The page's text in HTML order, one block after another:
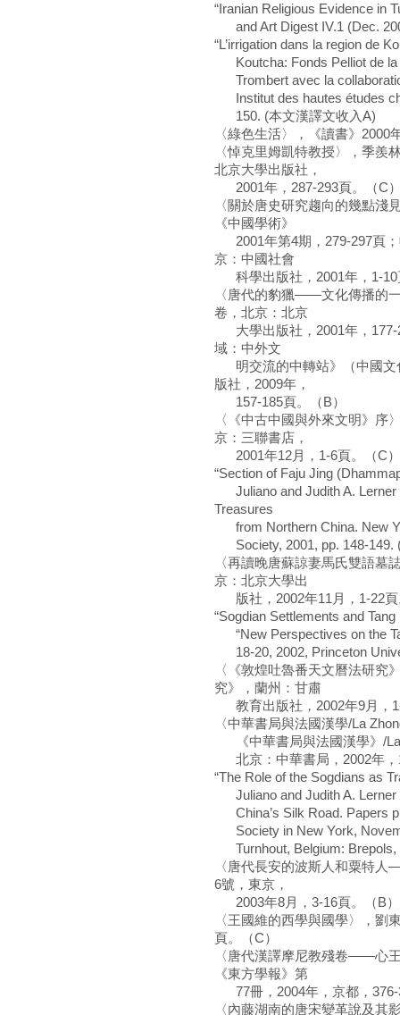
“Iranian Religious Evidence in
and Art Digest IV.1 (Dec.
“L’irrigation dans la region de
Koutcha: Fonds Pelliot de la
Trombert avec la
Institut des hautes études
150. (本文漢譯文收入A)
〈綠色生活〉，《讀書》2000
〈悼克里姆凱特教授〉，季羨
北京大學出版社，
2001年，287-293頁。（C
〈關於唐史研究趨向的幾點
《中國學術》
2001年第4期，279-297頁；
京：中國社會
科學出版社，2001年，1-10
〈唐代的豹獵——文化傳播的
卷，北京：北京
大學出版社，2001年，177-
域：中外文
明交流的中轉站》（中國文
版社，2009年，
157-185頁。（B）
〈《中古中國與外來文明》序
京：三聯書店，
2001年12月，1-6頁。（C）
“Section of Faju Jing
Juliano and Judith A. Lerner
Treasures
from Northern China. New
Society, 2001, pp. 148-149.
〈再讀晚唐蘇諒妻馬氏雙語墓
京：北京大學出
版社，2002年11月，1-22頁
“Sogdian Settlements and
“New Perspectives on the
18-20, 2002, Princeton
〈《敦煌吐魯番天文曆法研究
究》，蘭州：甘肅
教育出版社，2002年9月，
〈中華書局與法國漢學/La
《中華書局與法國漢學》/La
北京：中華書局，2002年，
“The Role of the Sogdians as
Juliano and Judith A. Lerner
China’s Silk Road. Papers
Society in New York,
Turnhout, Belgium: Brepols,
〈唐代長安的波斯人和粟特
6號，東京，
2003年8月，3-16頁。（B）
〈王國維的西學與國學〉，劉
頁。（C）
〈唐代漢譯摩尼教殘卷——心
《東方學報》第
77冊，2004年，京都，376-
〈內藤湖南的唐宋變革說及其